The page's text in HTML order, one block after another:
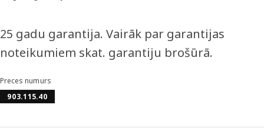
25 gadu garantija. Vairāk par garantijas
noteikumiem skat. garantiju brošūrā.
Preces numurs
903.115.40